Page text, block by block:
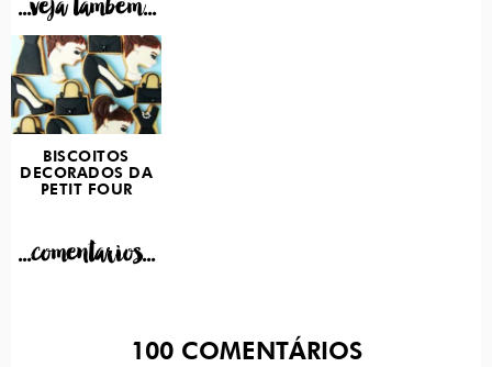
...veja tambem...
BISCOITOS
DECORADOS DA
PETIT FOUR
...comentarios...
100COMENTÁRIOS